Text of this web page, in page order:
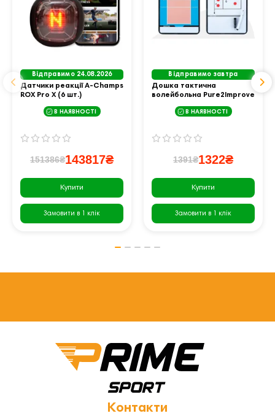
Відправимо 24.08.2026
Датчики реакції A-Champs
ROX Pro X (6 шт.)
В НАЯВНОСТІ
151386₴143817₴
Купити
Замовити в 1 клік
Відправимо завтра
Дошка тактична
волейбольна Pure2Improve
В НАЯВНОСТІ
1391₴1322₴
Купити
Замовити в 1 клік
Контакти